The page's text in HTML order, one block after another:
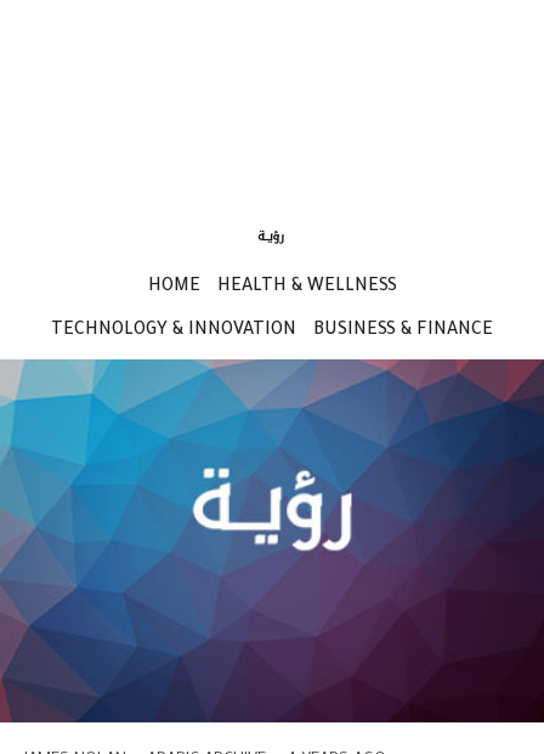
HOME HEALTH & WELLNESS
TECHNOLOGY & INNOVATION BUSINESS & FINANCE